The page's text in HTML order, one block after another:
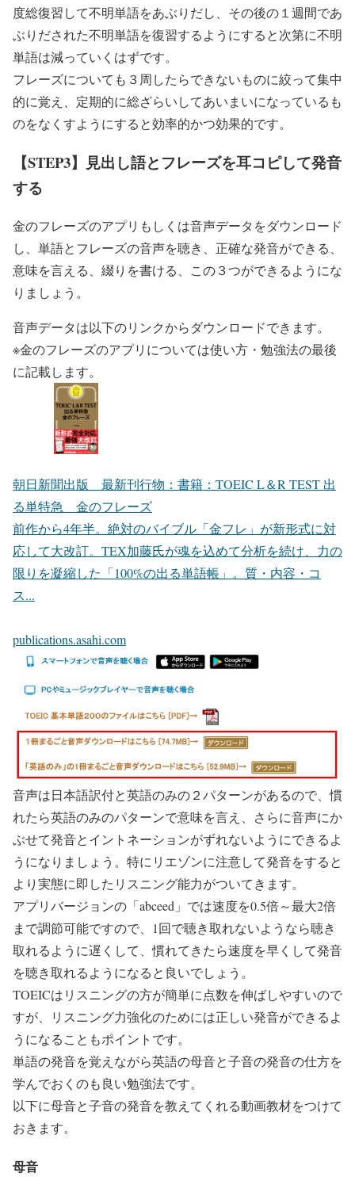
度総復習して不明単語をあぶりだし、その後の１週間であ
ぶりだされた不明単語を復習するようにすると次第に不明
単語は減っていくはずです。
フレーズについても３周したらできないものに絞って集中
的に覚え、定期的に総ざらいしてあいまいになっているも
のをなくすようにすると効率的かつ効果的です。
【STEP3】見出し語とフレーズを耳コピして発音
する
金のフレーズのアプリもしくは音声データをダウンロード
し、単語とフレーズの音声を聴き、正確な発音ができる、
意味を言える、綴りを書ける、この３つができるようにな
りましょう。
音声データは以下のリンクからダウンロードできます。
※金のフレーズのアプリについては使い方・勉強法の最後
に記載します。
朝日新聞出版 最新刊行物：書籍：TOEIC L＆R TEST 出
る単特急 金のフレーズ
前作から4年半。絶対のバイブル「金フレ」が新形式に対
応して大改訂。TEX加藤氏が魂を込めて分析を続け、力の
限りを凝縮した「100%の出る単語帳」。質・内容・コ
ス...
publications.asahi.com
音声は日本語訳付と英語のみの２パターンがあるので、慣
れたら英語のみのパターンで意味を言え、さらに音声にか
ぶせて発音とイントネーションがずれないようにできるよ
うになりましょう。特にリエゾンに注意して発音をすると
より実態に即したリスニング能力がついてきます。
アプリバージョンの「abceed」では速度を0.5倍～最大2倍
まで調節可能ですので、1回で聴き取れないようなら聴き
取れるように遅くして、慣れてきたら速度を早くして発音
を聴き取れるようになると良いでしょう。
TOEICはリスニングの方が簡単に点数を伸ばしやすいので
すが、リスニング力強化のためには正しい発音ができるよ
うになることもポイントです。
単語の発音を覚えながら英語の母音と子音の発音の仕方を
学んでおくのも良い勉強法です。
以下に母音と子音の発音を教えてくれる動画教材をつけて
おきます。
母音